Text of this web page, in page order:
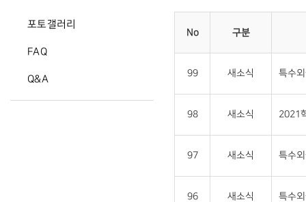
포토갤러리
FAQ
Q&A
No 구분
99 새소식 특수
98 새소식 2021
97 새소식 특수
96 새소식 특수